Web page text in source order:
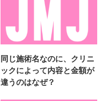
同じ施術名なのに、クリニ
ックによって内容と金額が
違うのはなぜ？